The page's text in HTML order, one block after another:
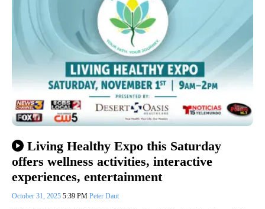
Living Healthy Expo this Saturday
offers wellness activities, interactive
experiences, entertainment
October 31, 2025 5:39 PM Peter Daut